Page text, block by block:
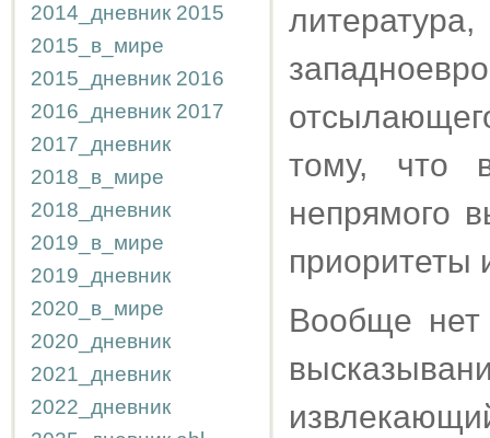
2014_дневник 2015
2015_в_мире
2015_дневник 2016
2016_дневник 2017
2017_дневник
2018_в_мире
2018_дневник
2019_в_мире
2019_дневник
2020_в_мире
2020_дневник
2021_дневник
2022_дневник
тому, что
непрямого
приоритеты
Вообще нет